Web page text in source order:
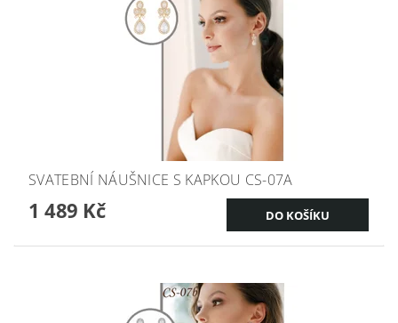
SVATEBNÍ NÁUŠNICE S KAPKOU CS-07A
1 489 Kč